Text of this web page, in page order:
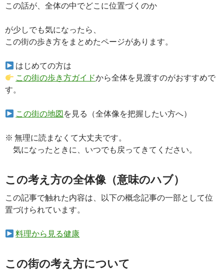
この話が、全体の中でどこに位置づくのか
が少しでも気になったら、
この街の歩き方をまとめたページがあります。
はじめての方は
この街の歩き方ガイドから全体を見渡すのがおすすめで
す。
この街の地図を見る（全体像を把握したい方へ）
※ 無理に読まなくて大丈夫です。
気になったときに、いつでも戻ってきてください。
この考え方の全体像（意味のハブ）
この記事で触れた内容は、以下の概念記事の一部として位
置づけられています。
料理から見る健康
この街の考え方について